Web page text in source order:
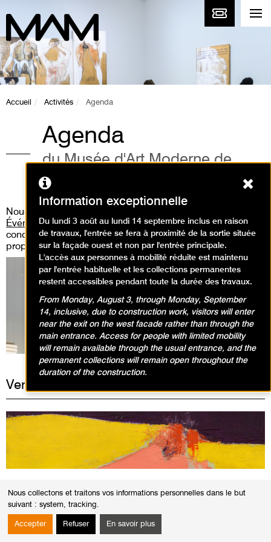
Nous collectons et traitons vos informations personnelles dans le but
suivant : system, tracking.
Accepter Refuser En savoir plus
Accueil Activités Agenda
Agenda
du Musée d'Art Moderne de
Paris
Nous vous invitons aussi à consulter
Événements» où vous pourrez découvrir les performances,
concert live, workshop, médiation guidée que nous
proposons.
Expositions en cours
Vendredi 3 novembre 2023
Visites conférences Nicolas de Staël
12h30
Information exceptionnelle
Du lundi 3 août au lundi 14 septembre inclus en raison
de travaux, l'entrée se fera à proximité de la sortie située
sur la façade ouest et non par l'entrée principale.
L'accès aux personnes à mobilité réduite est maintenu
par l'entrée habituelle et les collections permanentes
restent accessibles pendant toute la durée des travaux.
From Monday, August 3, through Monday, September
14, inclusive, due to construction work, visitors will enter
near the exit on the west facade rather than through the
main entrance. Access for people with limited mobility
will remain available through the usual entrance, and the
permanent collections will remain open throughout the
duration of the construction.